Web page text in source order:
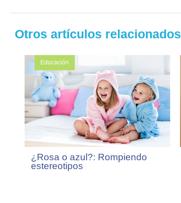
Otros artículos relacionados
Educación
¿Rosa o azul?: Rompiendo
estereotipos